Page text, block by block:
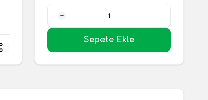
1 Adet
Sepete Ekle